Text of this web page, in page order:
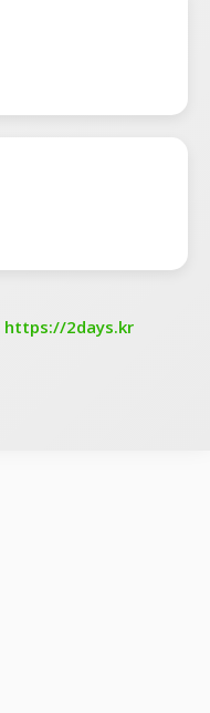
https://2days.kr